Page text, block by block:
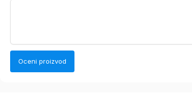
Oceni proizvod